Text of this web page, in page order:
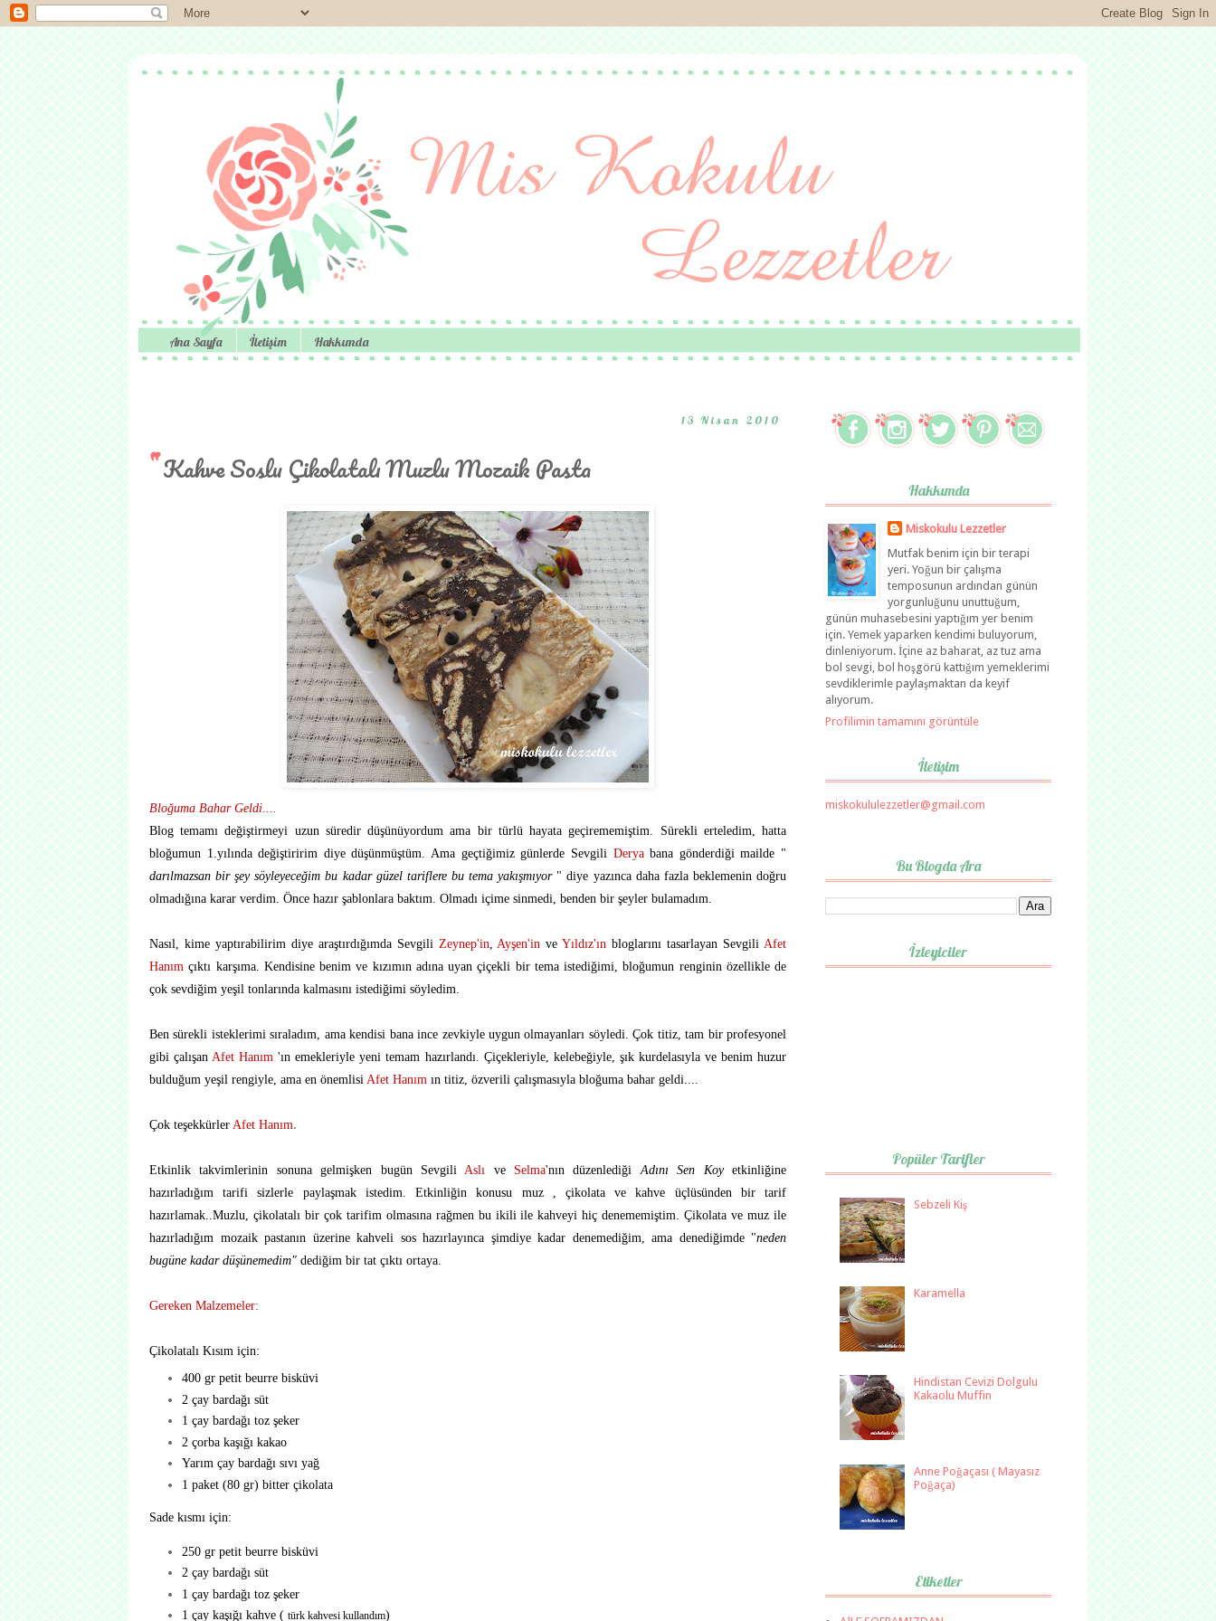
Ana Sayfa İletişim Hakkımda
13 Nisan 2010
Kahve Soslu Çikolatalı Muzlu Mozaik Pasta
Bloğuma Bahar Geldi....
Blog temamı değiştirmeyi uzun süredir düşünüyordum ama bir türlü hayata geçirememiştim. Sürekli erteledim, hatta
bloğumun 1.yılında değiştiririm diye düşünmüştüm. Ama geçtiğimiz günlerde Sevgili Deryabana gönderdiği mailde "
darılmazsan bir şey söyleyeceğim bu kadar güzel tariflere bu tema yakışmıyor" diye yazınca daha fazla beklemenin doğru
olmadığına karar verdim. Önce hazır şablonlara baktım. Olmadı içime sinmedi, benden bir şeyler bulamadım.
Nasıl, kime yaptırabilirim diye araştırdığımda Sevgili Zeynep'in Ayşen'in veYıldız'ın bloglarını tasarlayan Sevgili Afet
Hanımçıktı karşıma. Kendisine benim ve kızımın adına uyan çiçekli bir tema istediğimi, bloğumun renginin özellikle de
çok sevdiğim yeşil tonlarında kalmasını istediğimi söyledim.
Ben sürekli isteklerimi sıraladım, ama kendisi bana ince zevkiyle uygun olmayanları söyledi. Çok titiz, tam bir profesyonel
gibi çalışan Afet Hanım'ın emekleriyle yeni temam hazırlandı. Çiçekleriyle, kelebeğiyle, şık kurdelasıyla ve benim huzur
bulduğum yeşil rengiyle, ama en önemlisi Afet Hanım ın titiz, özverili çalışmasıyla bloğuma bahar geldi....
Çok teşekkürler Afet Hanım.
Etkinlik takvimlerinin sonuna gelmişken bugün Sevgili Aslı ve Selma'nın düzenlediği Adını Sen Koyetkinliğine
hazırladığım tarifi sizlerle paylaşmak istedim. Etkinliğin konusu muz , çikolata ve kahve üçlüsünden bir tarif
hazırlamak..Muzlu, çikolatalı bir çok tarifim olmasına rağmen bu ikili ile kahveyi hiç denememiştim. Çikolata ve muz ile
hazırladığım mozaik pastanın üzerine kahveli sos hazırlayınca şimdiye kadar denemediğim, ama denediğimde "neden
bugüne kadar düşünemedim" dediğim bir tat çıktı ortaya.
Gereken Malzemeler:
Çikolatalı Kısım için:
400 gr petit beurre bisküvi
2 çay bardağı süt
1 çay bardağı toz şeker
2 çorba kaşığı kakao
Yarım çay bardağı sıvı yağ
1 paket (80 gr) bitter çikolata
Sade kısmı için:
250 gr petit beurre bisküvi
2 çay bardağı süt
1 çay bardağı toz şeker
1 çay kaşığı kahve ( türk kahvesi kullandım)
Hakkımda
Miskokulu Lezzetler
Mutfak benim için bir terapi
yeri. Yoğun bir çalışma
temposunun ardından günün
yorgunluğunu unuttuğum,
günün muhasebesini yaptığım yer benim
için. Yemek yaparken kendimi buluyorum,
dinleniyorum. İçine az baharat, az tuz ama
bol sevgi, bol hoşgörü kattığım yemeklerimi
sevdiklerimle paylaşmaktan da keyif
alıyorum.
Profilimin tamamını görüntüle
İletişim
miskokululezzetler@gmail.com
Bu Blogda Ara
İzleyiciler
Popüler Tarifler
Sebzeli Kiş
Karamella
Hindistan Cevizi Dolgulu
Kakaolu Muffin
Anne Poğaçası ( Mayasız
Poğaça)
Etiketler